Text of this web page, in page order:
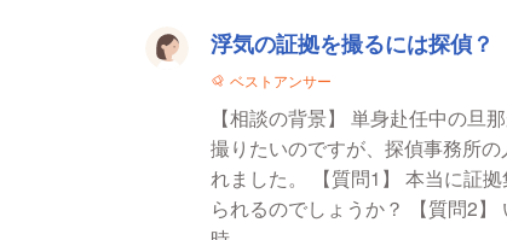
浮気の証拠を撮るには探偵？
ベストアンサー
【相談の背景】 単身赴任中の旦
撮りたいのですが、探偵事務所
れました。 【質問1】 本当に証拠集めのために探偵以外の人が浮気現場の写真を撮ると訴え
られるのでしょうか？ 【質問2】 いつも旦那は彼女の家で寝泊まりしているのですが、入る